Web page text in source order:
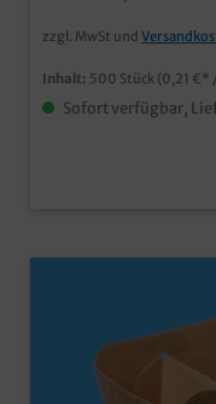
erhältlich
zzgl. MwSt und
Inhalt: 500 Stück (0,21 €*
Sofort verfügbar,